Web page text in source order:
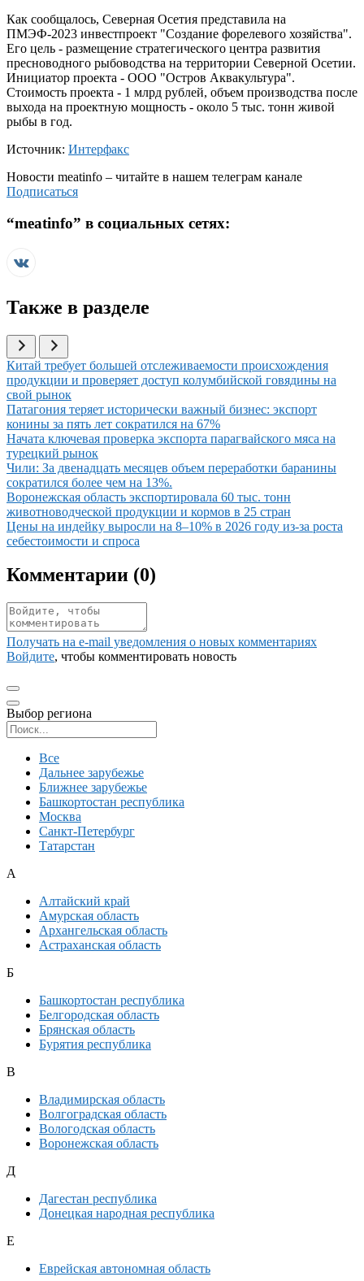
Как сообщалось, Северная Осетия представила на
ПМЭФ-2023 инвестпроект "Создание форелевого хозяйства".
Его цель - размещение стратегического центра развития
пресноводного рыбоводства на территории Северной Осетии.
Инициатор проекта - ООО "Остров Аквакультура".
Стоимость проекта - 1 млрд рублей, объем производства после
выхода на проектную мощность - около 5 тыс. тонн живой
рыбы в год.
Источник: Интерфакс
Новости meatinfo – читайте в нашем телеграм канале
Подписаться
“meatinfo” в социальных сетях:
Также в разделе
Иллюстрация новости
Китай требует большей отслеживаемости происхождения
продукции и проверяет доступ колумбийской говядины на
свой рынок
Иллюстрация новости
Патагония теряет исторически важный бизнес: экспорт
конины за пять лет сократился на 67%
Иллюстрация новости
Начата ключевая проверка экспорта парагвайского мяса на
турецкий рынок
Иллюстрация новости
Чили: За двенадцать месяцев объем переработки баранины
сократился более чем на 13%.
Иллюстрация новости
Воронежская область экспортировала 60 тыс. тонн
животноводческой продукции и кормов в 25 стран
Иллюстрация новости
Цены на индейку выросли на 8–10% в 2026 году из-за роста
себестоимости и спроса
Комментарии (0)
Получать на e‑mail уведомления о новых комментариях
Войдите, чтобы комментировать новость
Выбор региона
Все
Дальнее зарубежье
Ближнее зарубежье
Башкортостан республика
Москва
Санкт-Петербург
Татарстан
А
Алтайский край
Амурская область
Архангельская область
Астраханская область
Б
Башкортостан республика
Белгородская область
Брянская область
Бурятия республика
В
Владимирская область
Волгоградская область
Вологодская область
Воронежская область
Д
Дагестан республика
Донецкая народная республика
Е
Еврейская автономная область